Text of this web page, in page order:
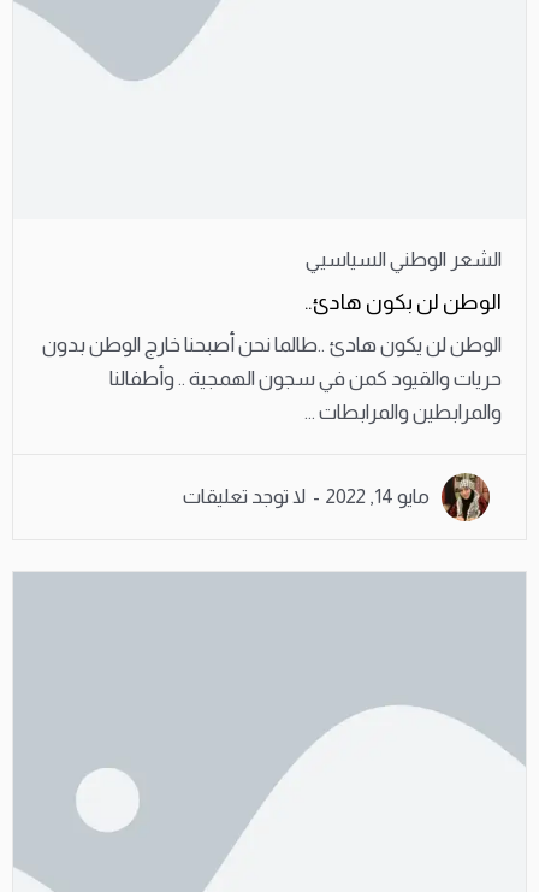
الشعر الوطني السياسيي
الوطن لن بكون هادئ..
الوطن لن يكون هادئ ..طالما نحن أصبحنا خارج الوطن بدون
حريات والقيود كمن في سجون الهمجية .. وأطفالنا
والمرابطين والمرابطات ...
مايو 14, 2022 لا توجد تعليقات